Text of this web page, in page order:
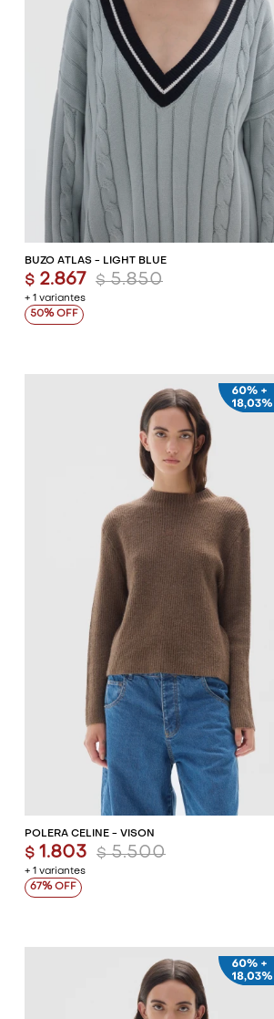
AGREGAR AL CARRITO
BUZO ATLAS - LIGHT BLUE
+ 1 variantes
$ 2.867 $ 5.850
50
AGREGAR AL CARRITO
POLERA CELINE - VISON
+ 1 variantes
$ 1.803 $ 5.500
67